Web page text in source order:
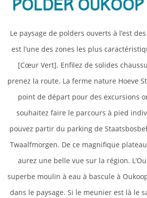
Polder Oukoop
Le paysage de polders ouverts à l’est
est l’une des zones les plus
[Cœur Vert]. Enfilez de solides
prenez la route. La ferme nature Hoeve
point de départ pour des excursions
souhaitez faire le parcours à pied
pouvez partir du parking de
Twaalfmorgen. De ce magnifique
aurez une belle vue sur la région.
superbe moulin à eau à bascule à
dans le paysage. Si le meunier est là le